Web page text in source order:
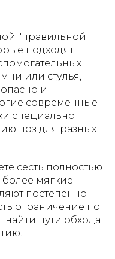
"правильной"
подходят
или стулья,
и
современные
специально
поз для разных
сесть полностью
мягкие
постепенно
ограничение по
пути обхода